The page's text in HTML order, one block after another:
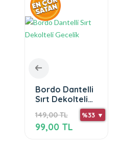
Bordo Dantelli
Sırt Dekolteli
149,00 TL %33 ▼
99,00 TL